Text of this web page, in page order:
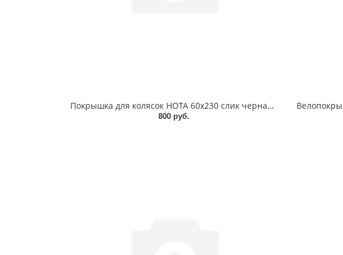
Покрышка для колясок HOTA 60х230 слик черная (40)
800 руб.